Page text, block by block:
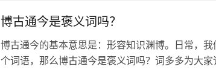
博古通今是褒义词吗？
博古通今的基本意思是：形容知识渊博。日常，我
个词语，那么博古通今是褒义词吗？词多多为大